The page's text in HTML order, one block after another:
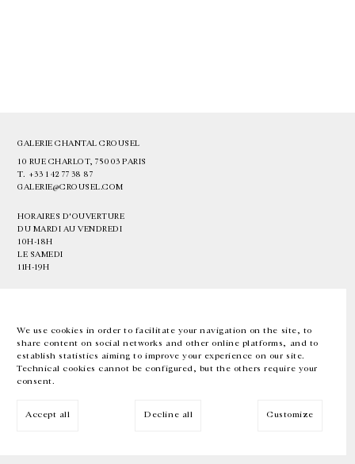
We use cookies in order to facilitate your navigation on the site, to
share content on social networks and other online platforms, and to
establish statistics aiming to improve your experience on our site.
Technical cookies cannot be configured, but the others require your
consent.
Accept all Decline all Customize
GALERIE CHANTAL CROUSEL
10 RUE CHARLOT, 75003 PARIS
T. +33 1 42 77 38 87
GALERIE@CROUSEL.COM
HORAIRES D'OUVERTURE
DU MARDI AU VENDREDI
10H-18H
LE SAMEDI
11H-19H
EN FR 中文 Facebook Instagram
Inscrivez-vous à notre newsletter